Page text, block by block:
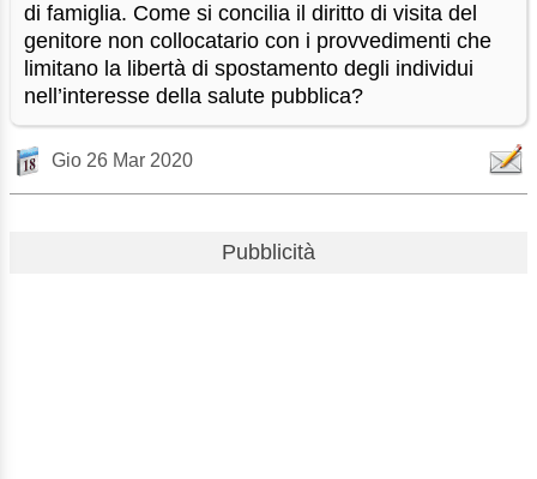
di famiglia. Come si concilia il diritto di visita del
genitore non collocatario con i provvedimenti che
limitano la libertà di spostamento degli individui
nell’interesse della salute pubblica?
Gio 26 Mar 2020
Pubblicità